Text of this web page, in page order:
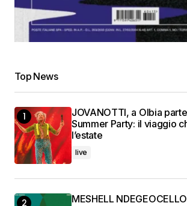
Top News
JOVANOTTI, a Olbia
Summer Party: il viaggio
l’estate
live
MESHELL